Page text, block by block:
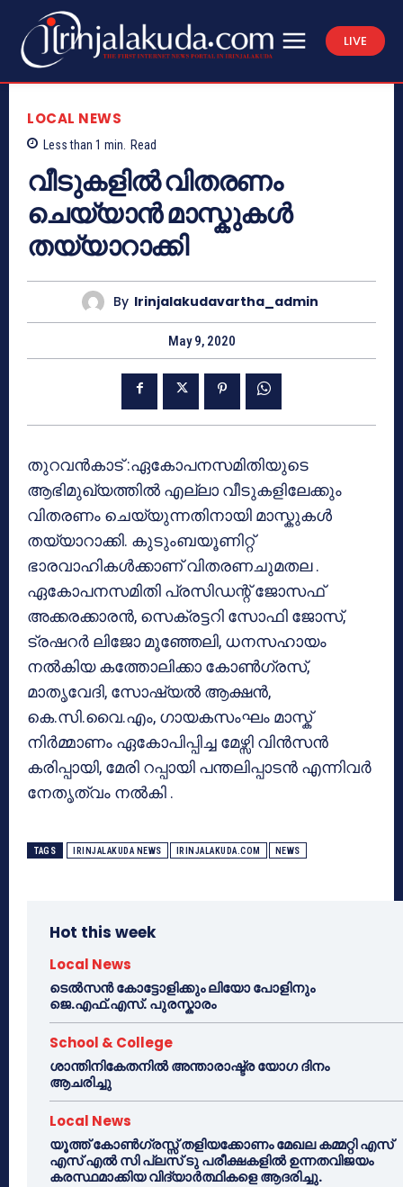
LIVE
LOCAL NEWS
Less than 1 min. Read
വീടുകളിൽ വിതരണം
ചെയ്യാൻ മാസ്കുകൾ
തയ്യാറാക്കി
By Irinjalakudavartha_admin
May 9, 2020
തുറവൻകാട് :ഏകോപനസമിതിയുടെ
ആഭിമുഖ്യത്തിൽ എല്ലാ വീടുകളിലേക്കും
വിതരണം ചെയ്യുന്നതിനായി മാസ്കുകൾ
തയ്യാറാക്കി. കുടുംബയൂണിറ്റ്
ഭാരവാഹികൾക്കാണ് വിതരണചുമതല .
ഏകോപനസമിതി പ്രസിഡന്റ് ജോസഫ്
അക്കരക്കാരൻ, സെക്രട്ടറി സോഫി ജോസ്,
ട്രഷറർ ലിജോ മൂഞ്ഞേലി, ധനസഹായം
നൽകിയ കത്തോലിക്കാ കോൺഗ്രസ്,
മാതൃവേദി, സോഷ്യൽ ആക്ഷൻ,
കെ.സി.വൈ.എം, ഗായകസംഘം മാസ്ക്
നിർമ്മാണം ഏകോപിപ്പിച്ച മേഴ്സി വിൻസൻ
കരിപ്പായി, മേരി റപ്പായി പന്തലിപ്പാടൻ എന്നിവർ
നേതൃത്വം നൽകി .
TAGS IRINJALAKUDA NEWS IRINJALAKUDA.COM NEWS
Hot this week
Local News
ടെൽസൻ കോട്ടോളിക്കും ലിയോ പോളിനും
ജെ.എഫ്.എസ്. പുരസ്കാരം
School & College
ശാന്തിനികേതനിൽ അന്താരാഷ്ട്ര യോഗ ദിനം
ആചരിച്ചു
Local News
യൂത്ത് കോൺഗ്രസ്സ് തളിയക്കോണം മേഖല കമ്മറ്റി എസ്
എസ് എൽ സി പ്ലസ് ടു പരീക്ഷകളിൽ ഉന്നതവിജയം
കരസ്ഥമാക്കിയ വിദ്യാർത്ഥികളെ ആദരിച്ചു.